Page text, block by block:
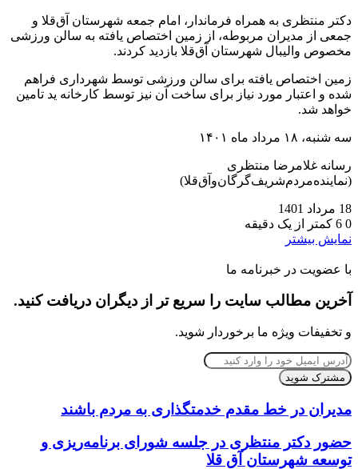
دکتر منتظری به همراه فرماندار، امام جمعه شهرستان آق‌قلا و
جمعی از مدیران مربوطه، از زمین اختصاص یافته‌ به سالن ورزشی
مخصوص والیبال شهرستان آق‌قلا بازدید کردند.
زمین اختصاص یافته برای سالن ورزشی توسط شهرداری فراهم
شده و اعتبار مورد نیاز برای ساخت آن نیز توسط کارخانه ید تامین
خواهد شد.
سه شنبه، ۱۸ مرداد ماه ۱۴۰۱
رسانه غلامرضا منتظری
(نماینده‌مردم‌شریف‌گرگان‌و‌آق‌قلا)
18 مرداد 1401
0
کمتر از یک دقیقه
نمایش بیشتر
با عضویت در خبرنامه ما
آخرین مطالب سایت را سریع تر از دیگران دریافت کنید.
و تخفیفات ویژه ما برخوردار شوید.
آدرس
ایمیل
خود
وارد
مدیران در خط مقدم خدمتگذاری به مردم باشند
حضور دکتر منتظری در جلسه شورای برنامه‌ریزی و
توسعه شهرستان آق قلا